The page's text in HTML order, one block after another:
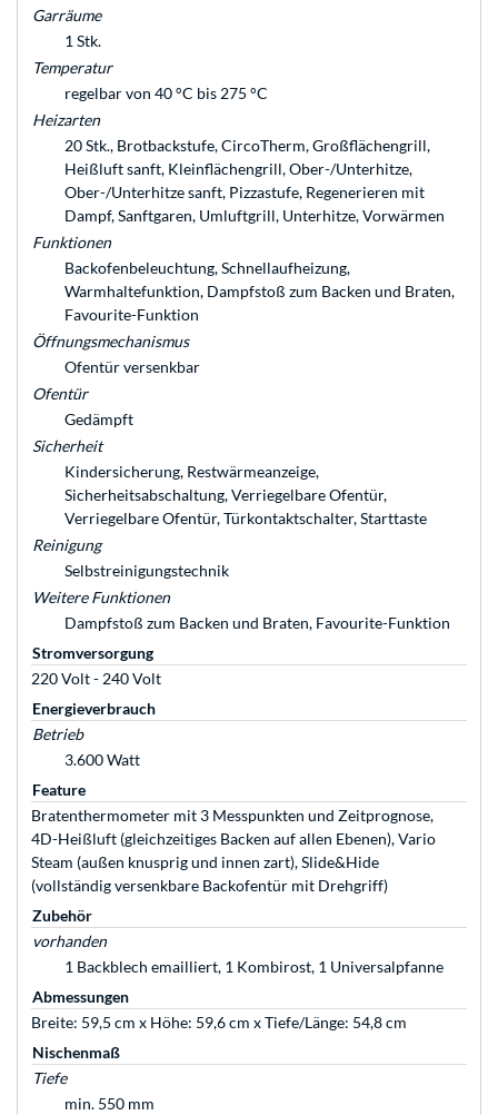
Garräume
1 Stk.
Temperatur
regelbar von 40 °C bis 275 °C
Heizarten
20 Stk., Brotbackstufe, CircoTherm, Großflächengrill,
Heißluft sanft, Kleinflächengrill, Ober-/Unterhitze,
Ober-/Unterhitze sanft, Pizzastufe, Regenerieren mit
Dampf, Sanftgaren, Umluftgrill, Unterhitze, Vorwärmen
Funktionen
Backofenbeleuchtung, Schnellaufheizung,
Warmhaltefunktion, Dampfstoß zum Backen und Braten,
Favourite-Funktion
Öffnungsmechanismus
Ofentür versenkbar
Ofentür
Gedämpft
Sicherheit
Kindersicherung, Restwärmeanzeige,
Sicherheitsabschaltung, Verriegelbare Ofentür,
Verriegelbare Ofentür, Türkontaktschalter, Starttaste
Reinigung
Selbstreinigungstechnik
Weitere Funktionen
Dampfstoß zum Backen und Braten, Favourite-Funktion
Stromversorgung
220 Volt - 240 Volt
Energieverbrauch
Betrieb
3.600 Watt
Feature
Bratenthermometer mit 3 Messpunkten und Zeitprognose,
4D-Heißluft (gleichzeitiges Backen auf allen Ebenen), Vario
Steam (außen knusprig und innen zart), Slide&Hide
(vollständig versenkbare Backofentür mit Drehgriff)
Zubehör
vorhanden
1 Backblech emailliert, 1 Kombirost, 1 Universalpfanne
Abmessungen
Breite: 59,5 cm x Höhe: 59,6 cm x Tiefe/Länge: 54,8 cm
Nischenmaß
Tiefe
min. 550 mm